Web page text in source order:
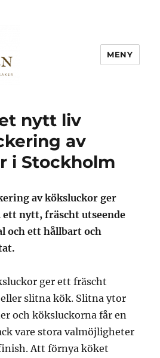
MENY
nytt liv
av
i Stockholm
av köksluckor ger
nytt, fräscht utseende
och ett hållbart och
ger ett fräscht
slitna kök. Slitna ytor
och köksluckorna får en
vare stora valmöjligheter
Att förnya köket